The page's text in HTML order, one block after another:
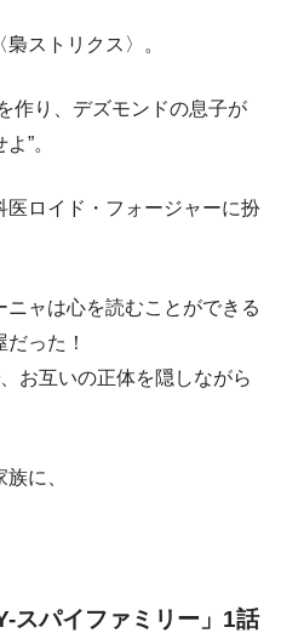
ストリクス〉。
作り、デズモンドの息子が
”。
医ロイド・フォージャーに扮
ャは心を読むことができる
った！
お互いの正体を隠しながら
に、
スパイファミリー」1話